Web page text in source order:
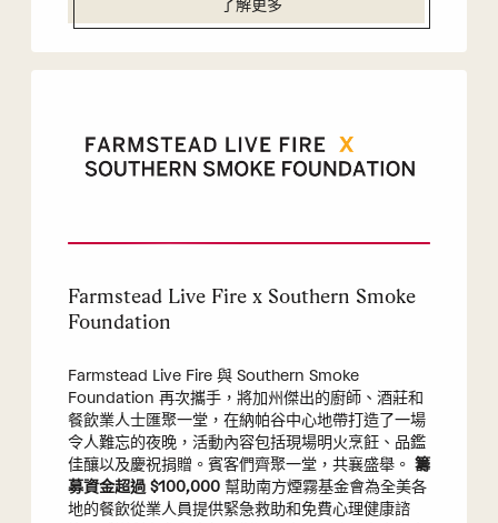
了解更多
Farmstead Live Fire x Southern Smoke
Foundation
Farmstead Live Fire 與 Southern Smoke
Foundation 再次攜手，將加州傑出的廚師、酒莊和
餐飲業人士匯聚一堂，在納帕谷中心地帶打造了一場
令人難忘的夜晚，活動內容包括現場明火烹飪、品鑑
佳釀以及慶祝捐贈。賓客們齊聚一堂，共襄盛舉。 籌
募資金超過 $100,000幫助南方煙霧基金會為全美各
地的餐飲從業人員提供緊急救助和免費心理健康諮